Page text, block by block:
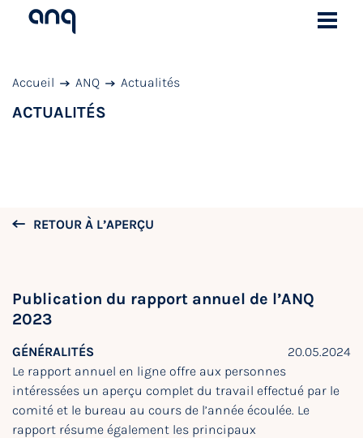
Accueil ANQ Actualités
ACTUALITÉS
RETOUR À L’APERÇU
Publication du rapport annuel de l’ANQ
2023
GÉNÉRALITÉS
20.05.2024
Le rapport annuel en ligne offre aux personnes
intéressées un aperçu complet du travail effectué par le
comité et le bureau au cours de l’année écoulée. Le
rapport résume également les principaux